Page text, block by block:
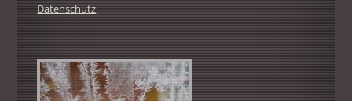
Datenschutz